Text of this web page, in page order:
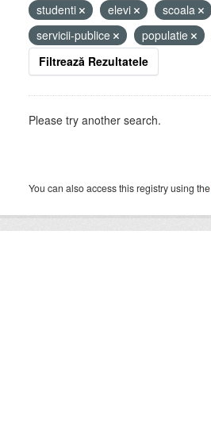
studenti
elevi scoala
servicii-publice
populatie
Filtrează Rezultatele
Please try another search.
You can also access this registry using the